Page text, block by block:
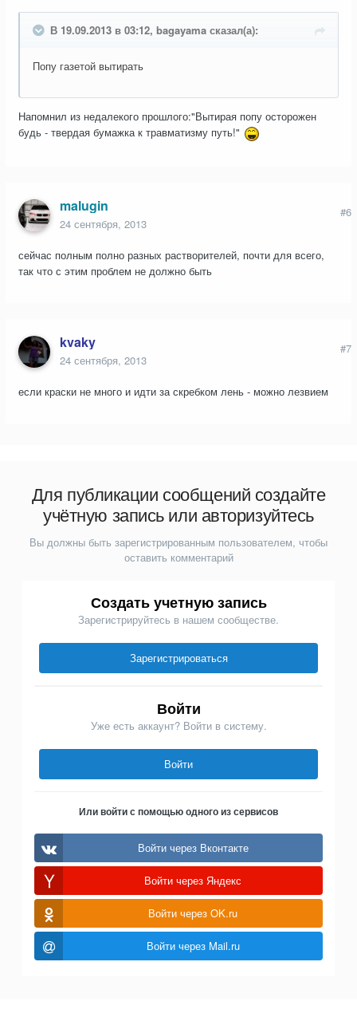
В 19.09.2013 в 03:12, bagayama сказал(а):
Попу газетой вытирать
Напомнил из недалекого прошлого:"Вытирая попу осторожен
будь - твердая бумажка к травматизму путь!"
malugin
24 сентября, 2013
#6
сейчас полным полно разных растворителей, почти для всего,
так что с этим проблем не должно быть
kvaky
24 сентября, 2013
#7
если краски не много и идти за скребком лень - можно лезвием
Для публикации сообщений создайте
учётную запись или авторизуйтесь
Вы должны быть зарегистрированным пользователем, чтобы
оставить комментарий
Создать учетную запись
Зарегистрируйтесь в нашем сообществе.
Зарегистрироваться
Войти
Уже есть аккаунт? Войти в систему.
Войти
Или войти с помощью одного из сервисов
Войти через Вконтакте
Войти через Яндекс
Войти через OK.ru
Войти через Mail.ru